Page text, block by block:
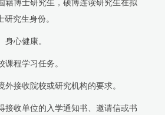
籍博士研究生，硕博连读研究生在拟
究生身份。
身心健康。
课程学习任务。
外接收院校或研究机构的要求。
接收单位的入学通知书、邀请信或书